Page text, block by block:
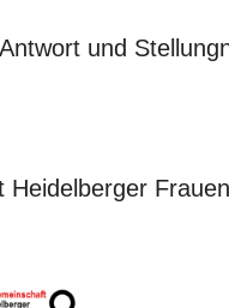
und
Heidelberger